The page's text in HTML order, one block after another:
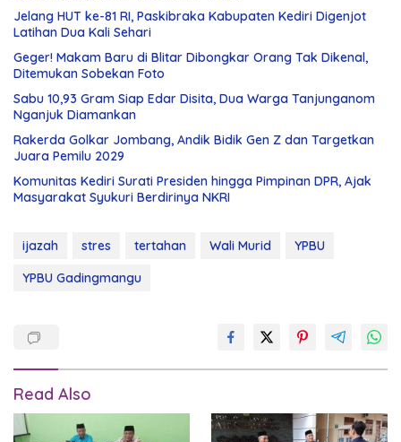
Jelang HUT ke-81 RI, Paskibraka Kabupaten Kediri Digenjot
Latihan Dua Kali Sehari
Geger! Makam Baru di Blitar Dibongkar Orang Tak Dikenal,
Ditemukan Sobekan Foto
Sabu 10,93 Gram Siap Edar Disita, Dua Warga Tanjunganom
Nganjuk Diamankan
Rakerda Golkar Jombang, Andik Bidik Gen Z dan Targetkan
Juara Pemilu 2029
Komunitas Kediri Surati Presiden hingga Pimpinan DPR, Ajak
Masyarakat Syukuri Berdirinya NKRI
ijazah stres tertahan Wali Murid
YPBU
YPBU Gadingmangu
Read Also